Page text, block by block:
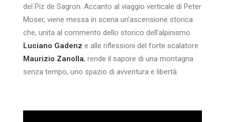
del Piz de Sagron. Accanto al viaggio verticale di Peter
Moser, viene messa in scena un’ascensione storica
che, unita al commento dello storico dell’alpinismo
Luciano Gadenz e alle riflessioni del forte scalatore
Maurizio Zanolla, rende il sapore di una montagna
senza tempo, uno spazio di avventura e libertà.